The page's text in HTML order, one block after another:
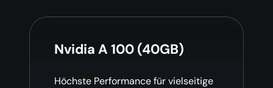
Nvidia A 100 (40GB)
Höchste Performance für vielseitige